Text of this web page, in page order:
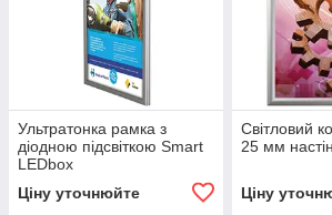
Ультратонка рамка з
діодною підсвіткою Smart
LEDbox
Ціну уточнюйте
Світловий
25 мм
Ціну